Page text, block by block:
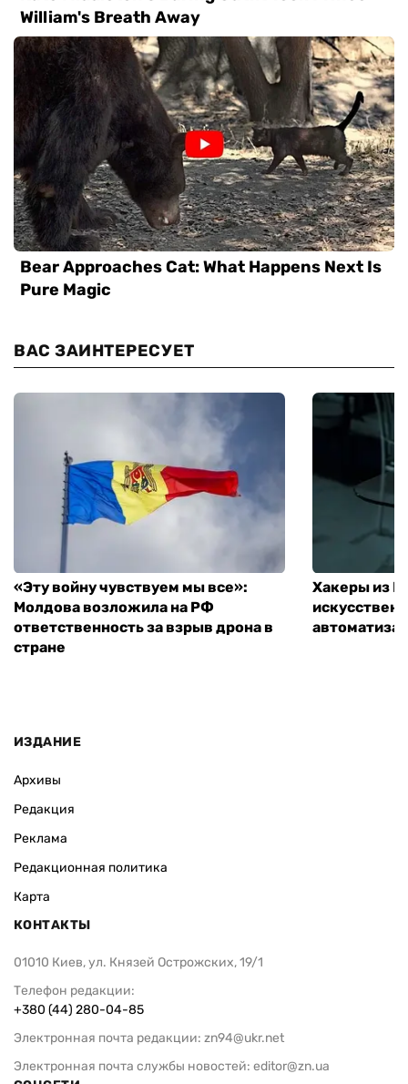
ВАС ЗАИНТЕРЕСУЕТ
«Эту войну чувствуем мы все»:
Молдова возложила на РФ
ответственность за взрыв дрона в
стране
Хакеры из
ИЗДАНИЕ
Архивы
Редакция
Реклама
Редакционная политика
Карта
КОНТАКТЫ
01010 Киев, ул. Князей Острожских, 19/1
Телефон редакции:
+380 (44) 280-04-85
Электронная почта редакции: zn94@ukr.net
Электронная почта службы новостей: editor@zn.ua